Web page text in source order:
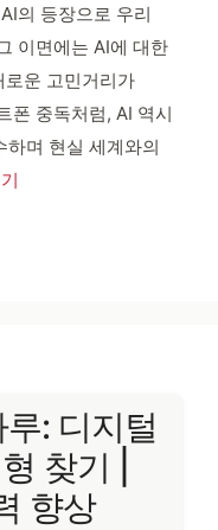
의 등장으로 우리
이면에는 AI에 대한
로운 고민거리가
폰 중독처럼, AI 역시
하며 현실 세계와의
: 디지털
찾기 |
향상